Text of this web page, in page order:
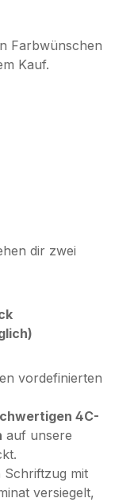
Farbwünschen
Kauf.
dir zwei
vordefinierten
4C-
auf unsere
Schriftzug mit
versiegelt,